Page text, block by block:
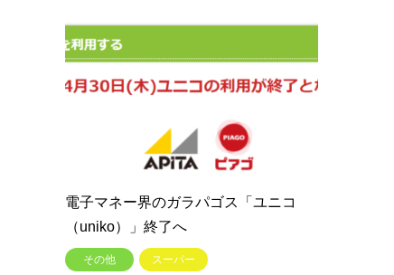
電子マネー界のガラパゴス「ユニコ
（uniko）」終了へ
その他 スーパー